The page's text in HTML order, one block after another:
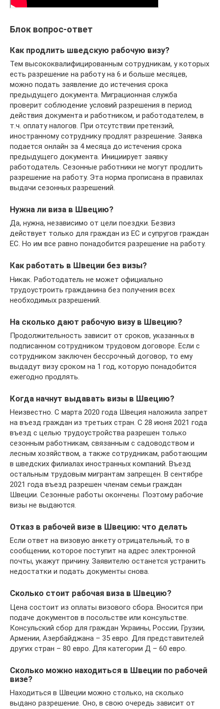
Блок вопрос-ответ
Как продлить шведскую рабочую визу?
Тем высококвалифицированным сотрудникам, у которых
есть разрешение на работу на 6 и больше месяцев,
можно подать заявление до истечения срока
предыдущего документа. Миграционная служба
проверит соблюдение условий разрешения в период
действия документа и работником, и работодателем, в
т.ч. оплату налогов. При отсутствии претензий,
иностранному сотруднику продлят разрешение. Заявка
подается онлайн за 4 месяца до истечения срока
предыдущего документа. Инициирует заявку
работодатель. Сезонные работники не могут продлить
разрешение на работу. Эта норма прописана в правилах
выдачи сезонных разрешений.
Нужна ли виза в Швецию?
Да, нужна, независимо от цели поездки. Безвиз
действует только для граждан из ЕС и супругов граждан
ЕС. Но им все равно понадобится разрешение на работу.
Как работать в Швеции без визы?
Никак. Работодатель не может официально
трудоустроить гражданина без получения всех
необходимых разрешений.
На сколько дают рабочую визу в Швецию?
Продолжительность зависит от сроков, указанных в
подписанном сотрудником трудовом договоре. Если с
сотрудником заключен бессрочный договор, то ему
выдадут визу сроком на 1 год, которую понадобится
ежегодно продлять.
Когда начнут выдавать визы в Швецию?
Неизвестно. С марта 2020 года Швеция наложила запрет
на въезд граждан из третьих стран. С 28 июня 2021 года
въезд с целью трудоустройства разрешен только
сезонным работникам, связанным с садоводством и
лесным хозяйством, а также сотрудникам, работающим
в шведских филиалах иностранных компаний. Въезд
остальным трудовым мигрантам запрещен. В сентябре
2021 года въезд разрешен членам семьи граждан
Швеции. Сезонные работы окончены. Поэтому рабочие
визы не выдаются.
Отказ в рабочей визе в Швецию: что делать
Если ответ на визовую анкету отрицательный, то в
сообщении, которое поступит на адрес электронной
почты, укажут причину. Заявителю останется устранить
недостатки и подать документы снова.
Сколько стоит рабочая виза в Швецию?
Цена состоит из оплаты визового сбора. Вносится при
подаче документов в посольстве или консульстве.
Консульский сбор для граждан Украины, России, Грузии,
Армении, Азербайджана – 35 евро. Для представителей
других стран – 80 евро. Для категории Д – 60 евро.
Сколько можно находиться в Швеции по рабочей
визе?
Находиться в Швеции можно столько, на сколько
выдано разрешение. Оно, в свою очередь зависит от